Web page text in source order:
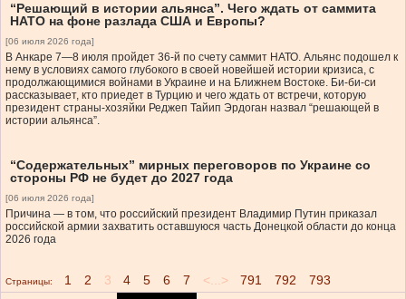
“Решающий в истории альянса”. Чего ждать от саммита
НАТО на фоне разлада США и Европы?
[06 июля 2026 года]
В Анкаре 7—8 июля пройдет 36-й по счету саммит НАТО. Альянс подошел к
нему в условиях самого глубокого в своей новейшей истории кризиса, с
продолжающимися войнами в Украине и на Ближнем Востоке. Би-би-си
рассказывает, кто приедет в Турцию и чего ждать от встречи, которую
президент страны-хозяйки Реджеп Тайип Эрдоган назвал “решающей в
истории альянса”.
“Содержательных” мирных переговоров по Украине со
стороны РФ не будет до 2027 года
[06 июля 2026 года]
Причина — в том, что российский президент Владимир Путин приказал
российской армии захватить оставшуюся часть Донецкой области до конца
2026 года
Страницы: 1 2 3 4 5 6 7 <...> 791 792 793